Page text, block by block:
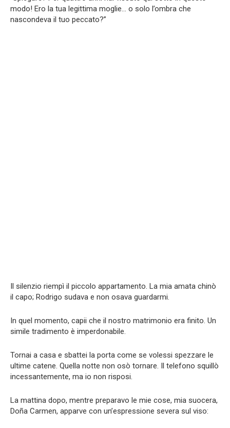
modo! Ero la tua legittima moglie… o solo l’ombra che
nascondeva il tuo peccato?”
Il silenzio riempì il piccolo appartamento. La mia amata chinò
il capo; Rodrigo sudava e non osava guardarmi.
In quel momento, capii che il nostro matrimonio era finito. Un
simile tradimento è imperdonabile.
Tornai a casa e sbattei la porta come se volessi spezzare le
ultime catene. Quella notte non osò tornare. Il telefono squillò
incessantemente, ma io non risposi.
La mattina dopo, mentre preparavo le mie cose, mia suocera,
Doña Carmen, apparve con un’espressione severa sul viso: